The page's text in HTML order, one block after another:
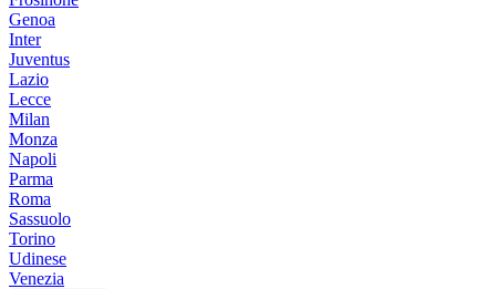
Genoa
Inter
Juventus
Lazio
Lecce
Milan
Monza
Napoli
Parma
Roma
Sassuolo
Torino
Udinese
Venezia